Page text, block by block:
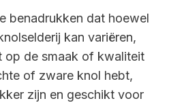
benadrukken dat hoewel
kan variëren,
op de smaak of kwaliteit
of zware knol hebt,
zijn en geschikt voor